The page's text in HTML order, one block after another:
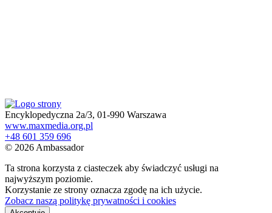
Encyklopedyczna 2a/3, 01-990 Warszawa
www.maxmedia.org.pl
+48 601 359 696
© 2026 Ambassador
Ta strona korzysta z ciasteczek aby świadczyć usługi na
najwyższym poziomie.
Korzystanie ze strony oznacza zgodę na ich użycie.
Zobacz naszą politykę prywatności i cookies